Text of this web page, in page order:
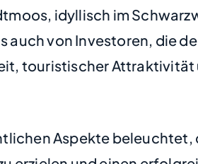
idyllisch im
auch von Investoren, die
touristischer
Aspekte